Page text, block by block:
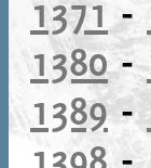
1371 -
1380-
1389-